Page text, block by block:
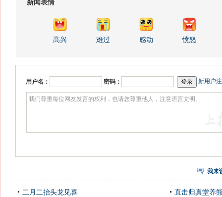
新闻表情
高兴 难过 感动 愤怒
用户名： 密码： 新用户
我来
二月二抬头龙见喜 直击归真堂养